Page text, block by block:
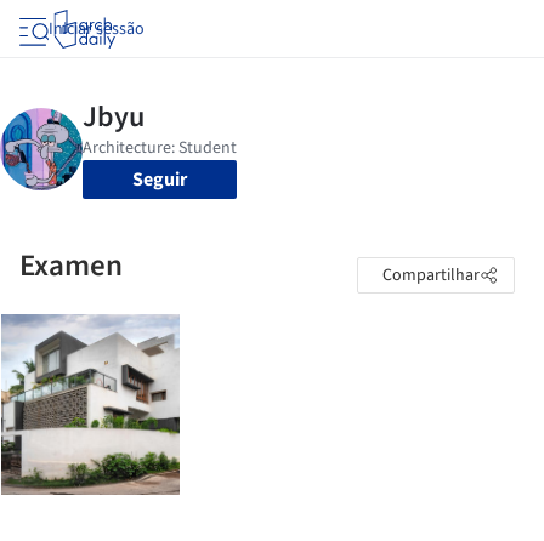
Iniciar sessão
Seguir
Examen Compartilhar